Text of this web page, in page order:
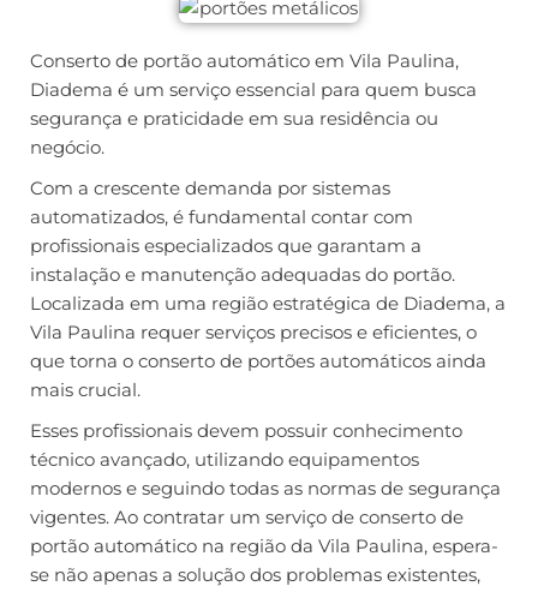
Conserto de portão automático em Vila Paulina,
Diadema é um serviço essencial para quem busca
segurança e praticidade em sua residência ou
negócio.
Com a crescente demanda por sistemas
automatizados, é fundamental contar com
profissionais especializados que garantam a
instalação e manutenção adequadas do portão.
Localizada em uma região estratégica de Diadema, a
Vila Paulina requer serviços precisos e eficientes, o
que torna o conserto de portões automáticos ainda
mais crucial.
Esses profissionais devem possuir conhecimento
técnico avançado, utilizando equipamentos
modernos e seguindo todas as normas de segurança
vigentes. Ao contratar um serviço de conserto de
portão automático na região da Vila Paulina, espera-
se não apenas a solução dos problemas existentes,